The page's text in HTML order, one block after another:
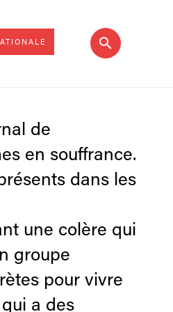
de
en souffrance.
dans les
une colère qui
groupe
pour vivre
a des